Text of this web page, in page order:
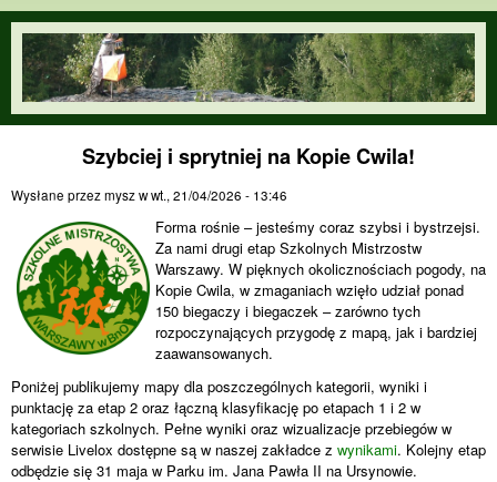
Przejdź do treści
orienteering.waw.pl
Szybciej i sprytniej na Kopie Cwila!
Wysłane przezmyszwwt., 21/04/2026 - 13:46
Forma rośnie – jesteśmy coraz szybsi i bystrzejsi.
Za nami drugi etap Szkolnych Mistrzostw
Warszawy. W pięknych okolicznościach pogody, na
Kopie Cwila, w zmaganiach wzięło udział ponad
150 biegaczy i biegaczek – zarówno tych
rozpoczynających przygodę z mapą, jak i bardziej
zaawansowanych.
Poniżej publikujemy mapy dla poszczególnych kategorii, wyniki i
punktację za etap 2 oraz łączną klasyfikację po etapach 1 i 2 w
kategoriach szkolnych. Pełne wyniki oraz wizualizacje przebiegów w
serwisie Livelox dostępne są w naszej zakładce z wynikami. Kolejny etap
odbędzie się 31 maja w Parku im. Jana Pawła II na Ursynowie.